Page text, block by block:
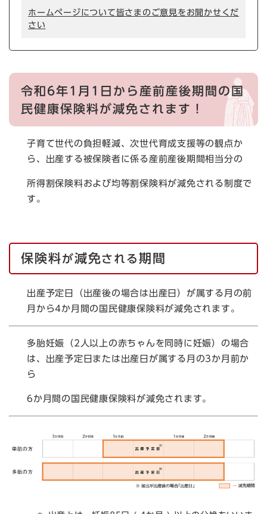
ホームページについて皆さまのご意見をお聞かせくだ
さい
令和6年1月1日から産前産後期間の国
民健康保険料が減免されます！
子育て世代の負担軽減、次世代育成支援等の観点か
ら、出産する被保険者に係る産前産後期間相当分の
所得割保険料および均等割保険料が減免される制度で
す。
保険料が減免される期間
出産予定日（出産後の場合は出産日）が属する月の前
月から4か月間の国民健康保険料が減免されます。​
多胎妊娠（2人以上の赤ちゃんを同時に妊娠）の場合
は、出産予定日または出産日が属する月の3か月前か
ら
6か月間の国民健康保険料が減免されます。